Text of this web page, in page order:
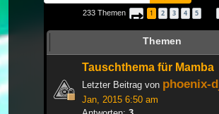
233 Themen Seite 1von
1 2 3 4 5
Themen
Tauschthema für Mamba
Letzter Beitrag von phoenix-
Jan, 2015 6:50 am